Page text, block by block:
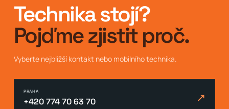
Technika stojí?
Pojďme zjistit proč.
Vyberte nejbližší kontakt nebo mobilního technika.
PRAHA
+420 774 70 63 70 ↗